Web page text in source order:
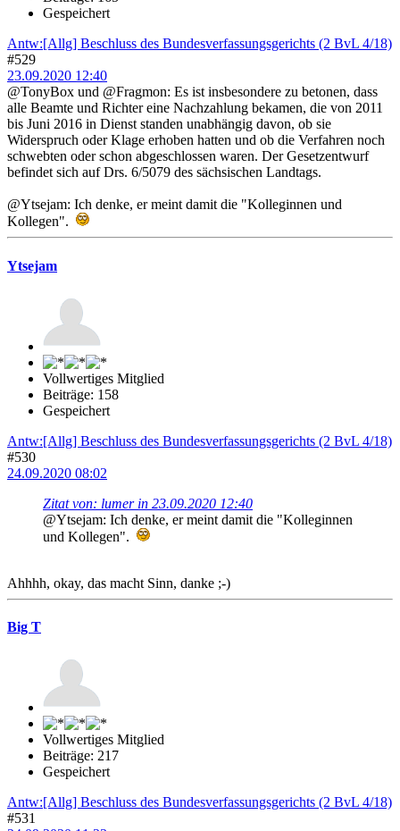
Gespeichert
Antw:[Allg] Beschluss des Bundesverfassungsgerichts (2 BvL 4/18)
#529
23.09.2020 12:40
@TonyBox und @Fragmon: Es ist insbesondere zu betonen, dass
alle Beamte und Richter eine Nachzahlung bekamen, die von 2011
bis Juni 2016 in Dienst standen unabhängig davon, ob sie
Widerspruch oder Klage erhoben hatten und ob die Verfahren noch
schwebten oder schon abgeschlossen waren. Der Gesetzentwurf
befindet sich auf Drs. 6/5079 des sächsischen Landtags.
@Ytsejam: Ich denke, er meint damit die "Kolleginnen und
Kollegen".
Ytsejam
Vollwertiges Mitglied
Beiträge: 158
Gespeichert
Antw:[Allg] Beschluss des Bundesverfassungsgerichts (2 BvL 4/18)
#530
24.09.2020 08:02
Zitat von: lumer in 23.09.2020 12:40
@Ytsejam: Ich denke, er meint damit die "Kolleginnen
und Kollegen".
Ahhhh, okay, das macht Sinn, danke ;-)
Big T
Vollwertiges Mitglied
Beiträge: 217
Gespeichert
Antw:[Allg] Beschluss des Bundesverfassungsgerichts (2 BvL 4/18)
#531